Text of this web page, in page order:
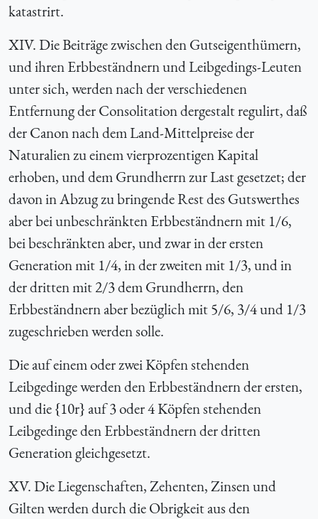
katastrirt.
XIV. Die Beiträge zwischen den Gutseigenthümern,
und ihren Erbbeständnern und Leibgedings-Leuten
unter sich, werden nach der verschiedenen
Entfernung der Consolitation dergestalt regulirt, daß
der Canon nach dem Land-Mittelpreise der
Naturalien zu einem vierprozentigen Kapital
erhoben, und dem Grundherrn zur Last gesetzet; der
davon in Abzug zu bringende Rest des Gutswerthes
aber bei unbeschränkten Erbbeständnern mit 1/6,
bei beschränkten aber, und zwar in der ersten
Generation mit 1/4, in der zweiten mit 1/3, und in
der dritten mit 2/3 dem Grundherrn, den
Erbbeständnern aber bezüglich mit 5/6, 3/4 und 1/3
zugeschrieben werden solle.
Die auf einem oder zwei Köpfen stehenden
Leibgedinge werden den Erbbeständnern der ersten,
und die {10r} auf 3 oder 4 Köpfen stehenden
Leibgedinge den Erbbeständnern der dritten
Generation gleichgesetzt.
XV. Die Liegenschaften, Zehenten, Zinsen und
Gilten werden durch die Obrigkeit aus den